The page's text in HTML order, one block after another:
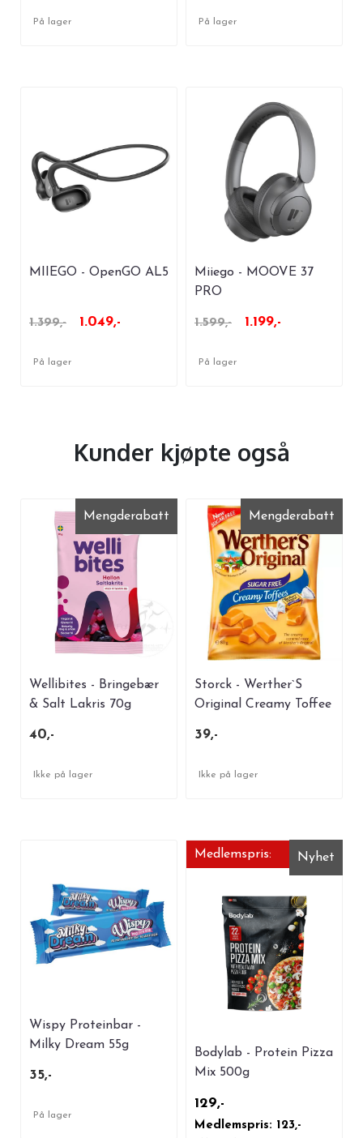
På lager På lager
MIIEGO - OpenGO AL5
1.399,- 1.049,-
På lager
Miiego - MOOVE 37
PRO
1.599,- 1.199,-
På lager
Kunder kjøpte også
Mengderabatt
Wellibites - Bringebær
& Salt Lakris 70g
40,-
Ikke på lager
Mengderabatt
Storck - Werther`S
Original Creamy Toffee
39,-
Ikke på lager
Wispy Proteinbar -
Milky Dream 55g
35,-
På lager
Nyhet
Medlemspris:
Bodylab - Protein Pizza
Mix 500g
129,-
Medlemspris: 123,-